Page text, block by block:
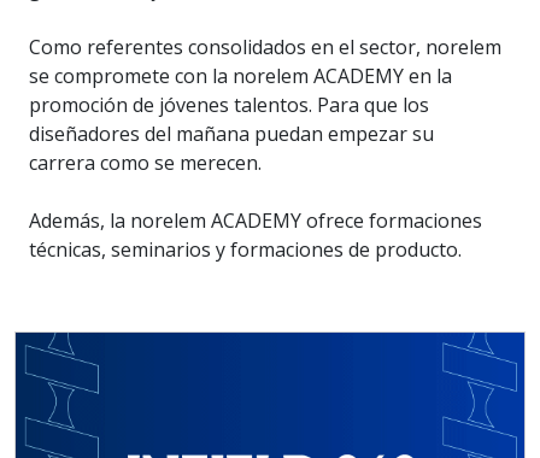
Como referentes consolidados en el sector, norelem
se compromete con la norelem ACADEMY en la
promoción de jóvenes talentos. Para que los
diseñadores del mañana puedan empezar su
carrera como se merecen.
Además, la norelem ACADEMY ofrece formaciones
técnicas, seminarios y formaciones de producto.